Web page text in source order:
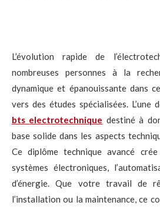
L’évolution rapide de
nombreuses personnes à la
dynamique et épanouissante dans
vers des études spécialisées.
bts electrotechnique destiné à
base solide dans les aspects
Ce diplôme technique avancé
systèmes électroniques,
d’énergie. Que votre travail de
l’installation ou la maintenance, ce